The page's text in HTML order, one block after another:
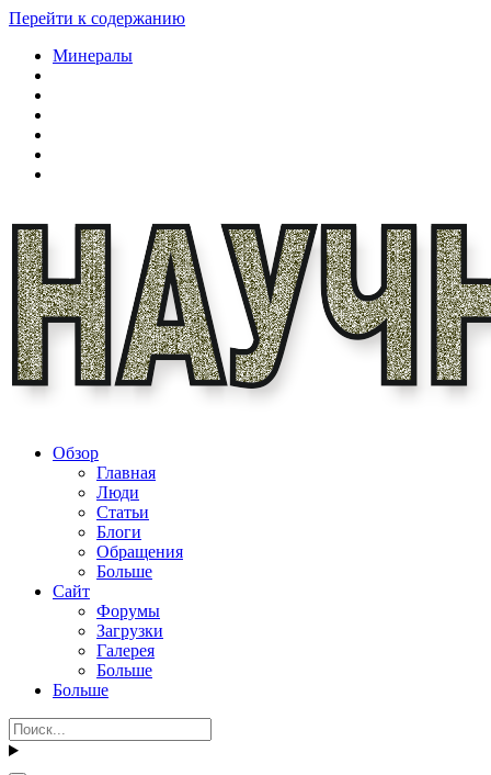
Перейти к содержанию
Минералы
Обзор
Главная
Люди
Статьи
Блоги
Обращения
Больше
Сайт
Форумы
Загрузки
Галерея
Больше
Больше